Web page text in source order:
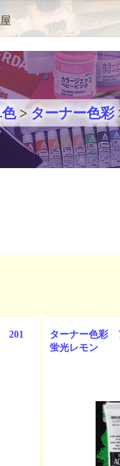
>ターナー色彩
201
ターナー色彩
蛍光レモン